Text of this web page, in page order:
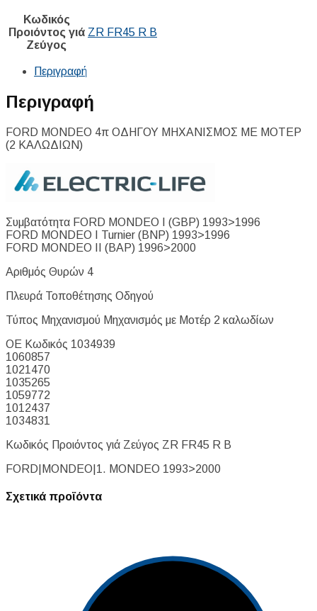
Κωδικός
Προιόντος γιά
Ζεύγος
ZR FR45 R B
Περιγραφή
Περιγραφή
FORD MONDEO 4π ΟΔΗΓΟΥ ΜΗΧΑNΙΣΜΟΣ ΜΕ ΜΟΤΕΡ
(2 ΚΑΛΩΔΙΩΝ)
Συμβατότητα FORD MONDEO I (GBP) 1993>1996
FORD MONDEO I Turnier (BNP) 1993>1996
FORD MONDEO II (BAP) 1996>2000
Αριθμός Θυρών 4
Πλευρά Τοποθέτησης Οδηγού
Τύπος Μηχανισμού Μηχανισμός με Μοτέρ 2 καλωδίων
ΟΕ Κωδικός 1034939
1060857
1021470
1035265
1059772
1012437
1034831
Κωδικός Προιόντος γιά Ζεύγος ZR FR45 R B
FORD|MONDEO|1. MONDEO 1993>2000
Σχετικά προϊόντα